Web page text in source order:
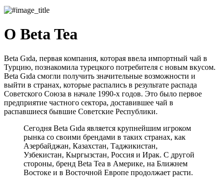
О Beta Tea
Beta Gıda, первая компания, которая ввела импортный чай в
Турцию, познакомила турецкого потребителя с новым вкусом.
Beta Gıda смогли получить значительные возможности и
выйти в странах, которые распались в результате распада
Советского Союза в начале 1990-х годов. Это было первое
предприятие частного сектора, доставившее чай в
распавшиеся бывшие Советские Республики.
Сегодня Beta Gıda является крупнейшим игроком
рынка со своими брендами в таких странах, как
Азербайджан, Казахстан, Таджикистан,
Узбекистан, Кыргызстан, Россия и Ирак. С другой
стороны, бренд Beta Tea в Америке, на Ближнем
Востоке и в Восточной Европе продолжает расти.